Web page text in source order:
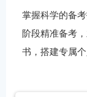
掌握科学的备
阶段精准备考
书，搭建专属